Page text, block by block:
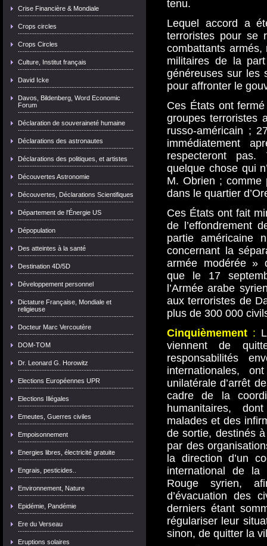
Crise Financière & Mondiale
Crops circles
Crops Circles
Culture, Institut français
David Icke
Davos, Bildenberg, Word Economic
Forum
Déclaration de souveraineté humaine
Déclarations des astronautes
Déclarations des politiques, et artistes
Découvertes Astronomie
Découvertes, Déclarations Scientifiques
Département de l'Énergie US
Dépopulation
Des atteintes à la santé
Destination 4D/5D
Développement personnel
Dictature Française, Mondiale et
religieuse
Docteur Marc Vercoutère
DOM-TOM
Dr. Leonard G. Horowitz
Elections Européennes UPR
Elections Illégales
Emeutes, Guerres civiles
Empoisonnement
Energies libres, électricité gratuite
Engrais, pesticides..
Environnement, Nature
Epidémie, Pandémie
Ere du Verseau
Eruptions solaires
tenu.
Lequel accord a
terroristes pour se
combattants armés,
militaires de la
généreuses sur les
pour affronter le
Ces États ont
groupes terroristes
russo-américain ;
immédiatement
respecteront
quelque chose qui
M. Obrien ; comme
dans le quartier
Ces États ont fait
de l’effondrement
partie américaine
concernant la
armée modérée »
que le 17
l’Armée arabe
aux terroristes de
plus de 300 000
Cinquièmement :
viennent de
responsabilités
internationales,
unilatérale d’arrêt
cadre de la
humanitaires,
malades et des
de sortie, destinés à
par des
la direction d’un
international de la
Rouge syrien,
d’évacuation des
derniers étant
régulariser leur
sinon, de quitter la